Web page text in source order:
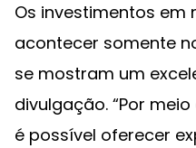
Os investimentos em
acontecer somente
se mostram um
divulgação. “Por
é possível oferecer